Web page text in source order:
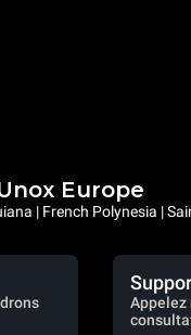
Europe
| French Polynesia |
Appelez